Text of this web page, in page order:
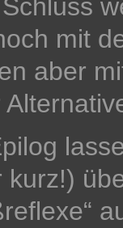
mit
aber
kurz!)